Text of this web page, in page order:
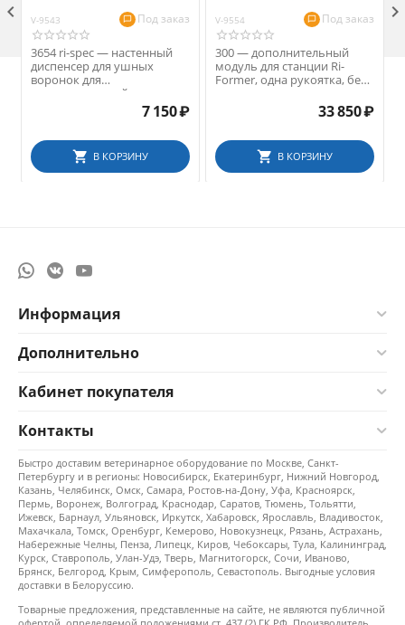
V-9543 Под заказ
3654 ri-spec — настенный
диспенсер для ушных
воронок для
диагностической станции
Ri-former, 5 отсеков разных
7 150₽
В КОРЗИНУ
V-9554 Под заказ
300 — дополнительный
модуль для станции Ri-
Former, одна рукоятка, без
33 850₽
В КОРЗИНУ
 
Информация
Дополнительно
Кабинет покупателя
Контакты
Быстро доставим ветеринарное оборудование по Москве, Санкт-
Петербургу и в регионы: Новосибирск, Екатеринбург, Нижний Новгород,
Казань, Челябинск, Омск, Самара, Ростов-на-Дону, Уфа, Красноярск,
Пермь, Воронеж, Волгоград, Краснодар, Саратов, Тюмень, Тольятти,
Ижевск, Барнаул, Ульяновск, Иркутск, Хабаровск, Ярославль, Владивосток,
Махачкала, Томск, Оренбург, Кемерово, Новокузнецк, Рязань, Астрахань,
Набережные Челны, Пенза, Липецк, Киров, Чебоксары, Тула, Калининград,
Курск, Ставрополь, Улан-Удэ, Тверь, Магнитогорск, Сочи, Иваново,
Брянск, Белгород, Крым, Симферополь, Севастополь. Выгодные условия
доставки в Белоруссию.
Товарные предложения, представленные на сайте, не являются публичной